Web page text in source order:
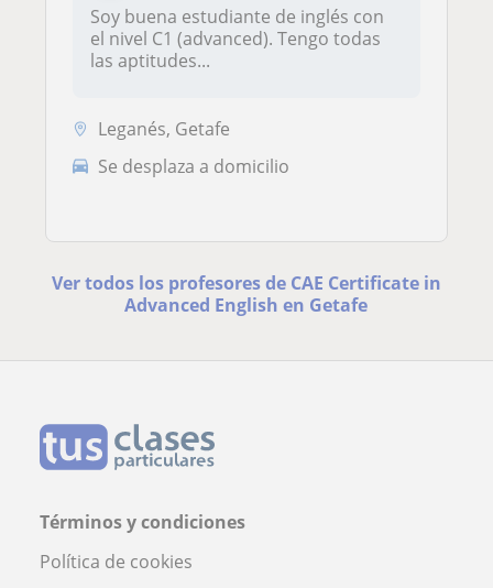
Soy buena estudiante de inglés con
el nivel C1 (advanced). Tengo todas
las aptitudes...
Leganés, Getafe
Se desplaza a domicilio
Ver todos los profesores de CAE Certificate in
Advanced English en Getafe
Términos y condiciones
Política de cookies